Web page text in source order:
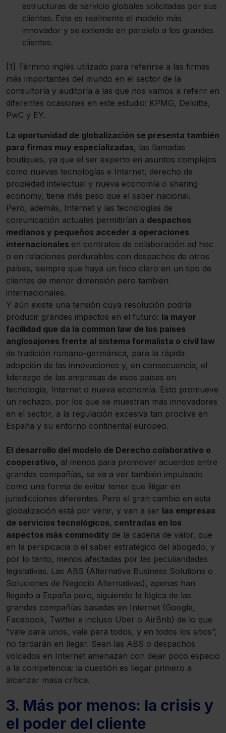
estructuras de servicio globales solicitadas por sus
clientes. Este es realmente el modelo más
innovador y se extiende en paralelo a los grandes
clientes.
[1] Término inglés utilizado para referirse a las firmas
más importantes del mundo en el sector de la
consultoría y auditoría a las que nos vamos a referir en
diferentes ocasiones en este estudio: KPMG, Deloitte,
PwC y EY.
La oportunidad de globalización se presenta también
para firmas muy especializadas, las llamadas
boutiques, ya que el ser experto en asuntos complejos
como nuevas tecnologías e Internet, derecho de
propiedad intelectual y nueva economía o sharing
economy, tiene más peso que el saber nacional.
Pero, además, Internet y las tecnologías de
comunicación actuales permitirían a despachos
medianos y pequeños acceder a operaciones
internacionales en contratos de colaboración ad hoc
o en relaciones perdurables con despachos de otros
países, siempre que haya un foco claro en un tipo de
clientes de menor dimensión pero también
internacionales.
Y aún existe una tensión cuya resolución podría
producir grandes impactos en el futuro: la mayor
facilidad que da la common law de los países
anglosajones frente al sistema formalista o civil law
de tradición romano-germánica, para la rápida
adopción de las innovaciones y, en consecuencia, el
liderazgo de las empresas de esos países en
tecnología, Internet o nueva economía. Esto promueve
un rechazo, por los que se muestran más innovadores
en el sector, a la regulación excesiva tan proclive en
España y su entorno continental europeo.
El desarrollo del modelo de Derecho colaborativo o
cooperativo, al menos para promover acuerdos entre
grandes compañías, se va a ver también impulsado
como una forma de evitar tener que litigar en
jurisdicciones diferentes. Pero el gran cambio en esta
globalización está por venir, y van a ser las empresas
de servicios tecnológicos, centradas en los
aspectos más commodity de la cadena de valor, que
en la perspicacia o el saber estratégico del abogado, y
por lo tanto, menos afectadas por las peculiaridades
legislativas. Las ABS (Alternative Business Solutions o
Soluciones de Negocio Alternativas), apenas han
llegado a España pero, siguiendo la lógica de las
grandes compañías basadas en Internet (Google,
Facebook, Twitter e incluso Uber o AirBnb) de lo que
“vale para unos, vale para todos, y en todos los sitios”,
no tardarán en llegar. Sean las ABS o despachos
volcados en Internet amenazan con dejar poco espacio
a la competencia; la cuestión es llegar primero a
alcanzar masa crítica.
3. Más por menos: la crisis y
el poder del cliente